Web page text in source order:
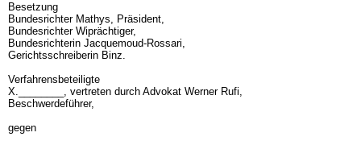
Besetzung
Bundesrichter Mathys, Präsident,
Bundesrichter Wiprächtiger,
Bundesrichterin Jacquemoud-Rossari,
Gerichtsschreiberin Binz.
Verfahrensbeteiligte
X.________, vertreten durch Advokat Werner Rufi,
Beschwerdeführer,
gegen